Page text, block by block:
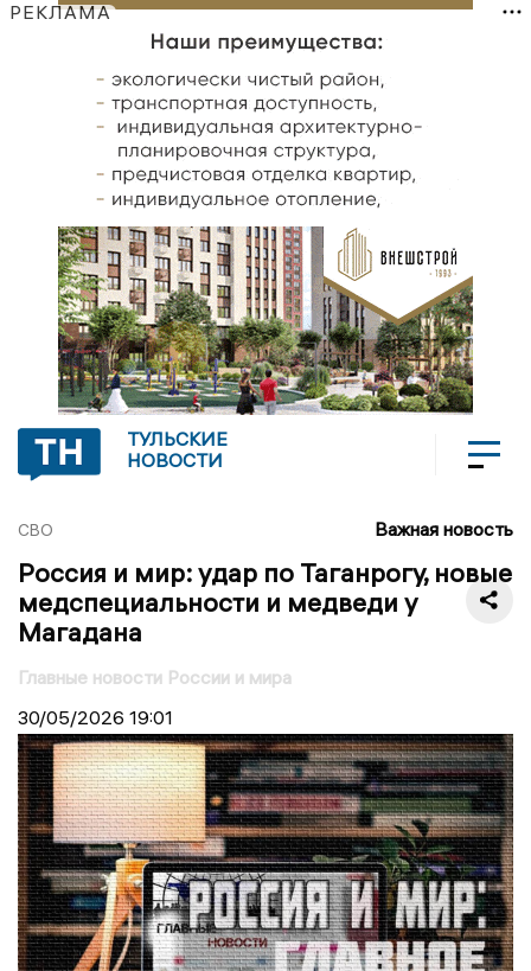
РЕКЛАМА
ТУЛЬСКИЕ
НОВОСТИ
СВО Важная новость
Россия и мир: удар по Таганрогу, новые
медспециальности и медведи у
Магадана
Главные новости России и мира
30/05/2026 19:01